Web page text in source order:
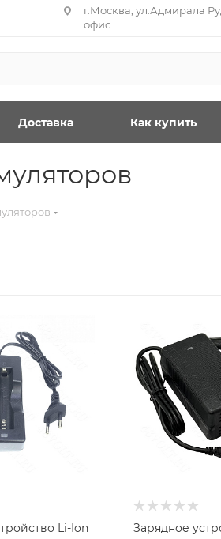
г.Москва, ул.Адмирала
офис.
Доставка Как купить
Li-Ion
Зарядное